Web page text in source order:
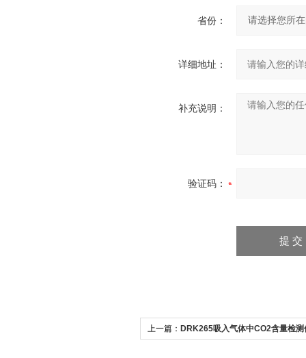
省份：
详细地址：
补充说明：
验证码：
上一篇： DRK265吸入气体中CO2含量检测